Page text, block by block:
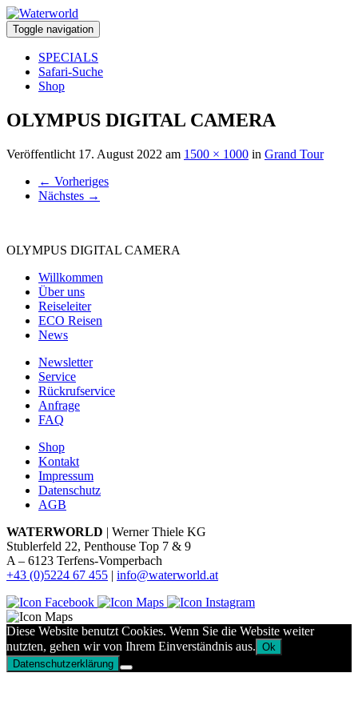
Toggle navigation
SPECIALS
Safari-Suche
Shop
OLYMPUS DIGITAL CAMERA
Veröffentlicht 17. August 2022 am 1500 × 1000 in Grand Tour
← Vorheriges
Nächstes →
OLYMPUS DIGITAL CAMERA
Willkommen
Über uns
Reiseleiter
ECO Reisen
News
Newsletter
Service
Rückrufservice
Anfrage
FAQ
Shop
Kontakt
Impressum
Datenschutz
AGB
WATERWORLD | Werner Thiele KG
Stublerfeld 22, Penthouse Top 7 & 9
A – 6123 Terfens-Vomperbach
+43 (0)5224 67 455 | info@waterworld.at
Diese Website benutzt Cookies. Wenn Sie die Website weiter
nutzten, gehen wir von Ihrem Einverständnis aus. Ok
Datenschutzerklärung